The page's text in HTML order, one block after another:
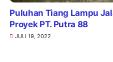
Puluhan Tiang Lampu
Proyek PT. Putra 88
JULI 19, 2022